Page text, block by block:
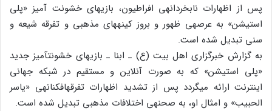
پس از اظهارات نابخردانه‏ی افراطیون، بازی‏های خشونت آمیز «پلی
استیشن» به عرصه‏ی ظهور و بروز کینه‏های مذهبی و تفرقه‏ شیعه و
سنی تبدیل شده است.
به گزارش خبرگزاری اهل بیت (ع) ـ ابنا ـ بازی‏های خشونت‏آمیز جدید
«پلی استیشن» که به صورت آنلاین و مستقیم در شبکه جهانی
اینترنت ارائه می‏گردد پس از تشدید اظهارات تفرقه‏افکنانه‏ی «یاسر
الحبیب» و امثال او، به صحنه‏ی اختلافات مذهبی تبدیل شده است.